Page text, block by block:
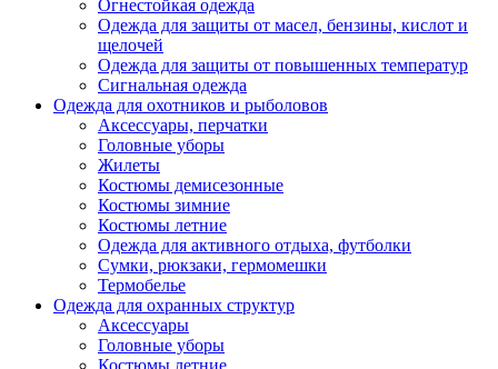
Огнестойкая одежда
Одежда для защиты от масел, бензины, кислот и
щелочей
Одежда для защиты от повышенных температур
Сигнальная одежда
Одежда для охотников и рыболовов
Аксессуары, перчатки
Головные уборы
Жилеты
Костюмы демисезонные
Костюмы зимние
Костюмы летние
Одежда для активного отдыха, футболки
Сумки, рюкзаки, гермомешки
Термобелье
Одежда для охранных структур
Аксессуары
Головные уборы
Костюмы летние